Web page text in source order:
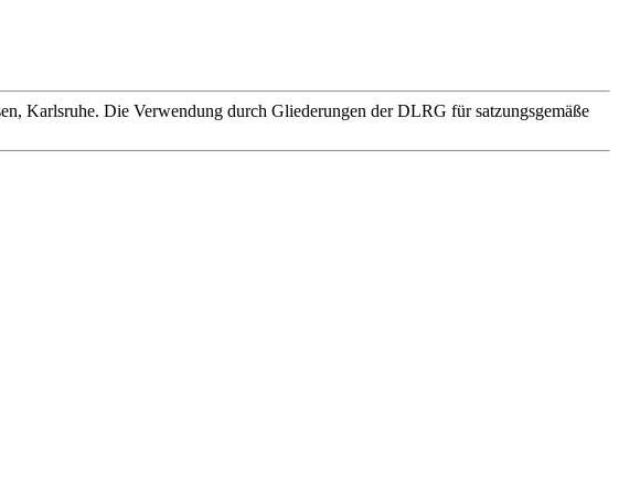
Karlsruhe. Die Verwendung durch Gliederungen der DLRG für satzungsgemäße